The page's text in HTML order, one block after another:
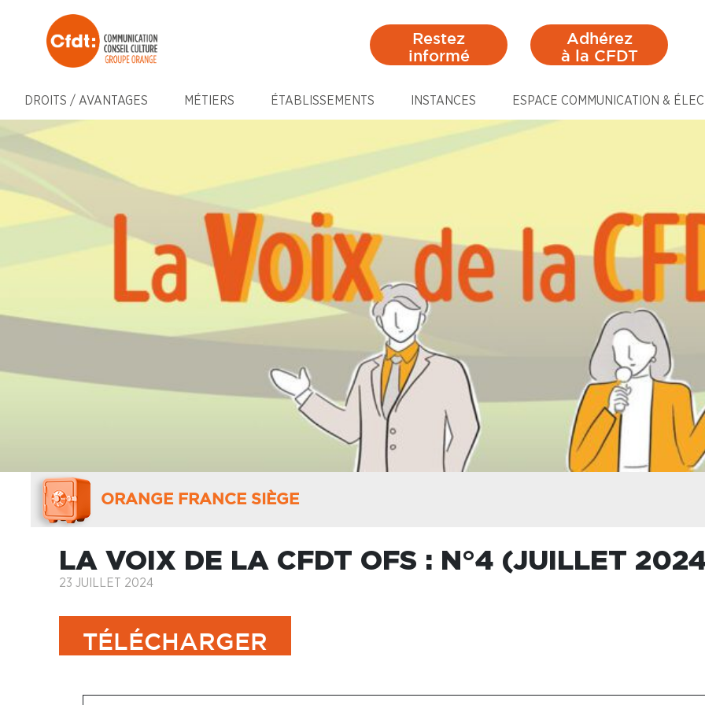
Restez
informé
Adhérez
à la CFDT
DROITS / AVANTAGES MÉTIERS ÉTABLISSEMENTS INSTANCES ESPACE COMMUNICATION &
ORANGE FRANCE SIÈGE
LA VOIX DE LA CFDT OFS : N°4 (JUILLET
23 JUILLET 2024
TÉLÉCHARGER